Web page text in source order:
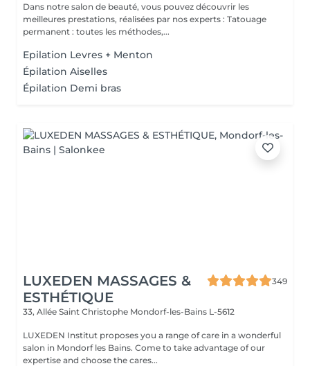
Dans notre salon de beauté, vous pouvez découvrir les
meilleures prestations, réalisées par nos experts : Tatouage
permanent : toutes les méthodes,...
Epilation Levres + Menton
Épilation Aiselles
Épilation Demi bras
LUXEDEN MASSAGES &
ESTHÉTIQUE
349
33, Allée Saint Christophe Mondorf-les-Bains L-5612
LUXEDEN Institut proposes you a range of care in a wonderful
salon in Mondorf les Bains. Come to take advantage of our
expertise and choose the cares...